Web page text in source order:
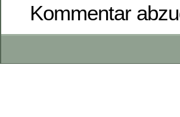
Kommentar